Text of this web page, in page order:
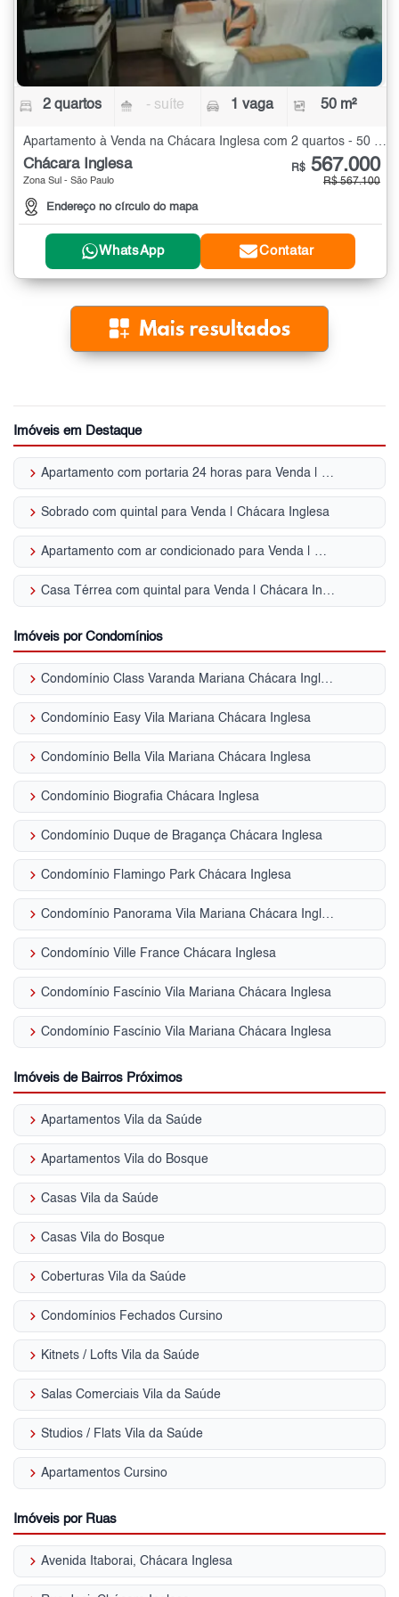
2 quartos - suíte 1 vaga 50 m²
Chácara Inglesa
Zona Sul - São Paulo
Endereço no círculo do mapa
R$ 567.000
R$ 567.100
WhatsApp Contatar
Imóveis em Destaque
keyboard_arrow_right Apartamento com portaria 24 horas para Venda | Chácara Inglesa
keyboard_arrow_right Sobrado com quintal para Venda | Chácara Inglesa
keyboard_arrow_right Apartamento com ar condicionado para Venda | Chácara Inglesa
keyboard_arrow_right Casa Térrea com quintal para Venda | Chácara Inglesa
Imóveis por Condomínios
keyboard_arrow_right Condomínio Class Varanda Mariana Chácara Inglesa
keyboard_arrow_right Condomínio Easy Vila Mariana Chácara Inglesa
keyboard_arrow_right Condomínio Bella Vila Mariana Chácara Inglesa
keyboard_arrow_right Condomínio Biografia Chácara Inglesa
keyboard_arrow_right Condomínio Duque de Bragança Chácara Inglesa
keyboard_arrow_right Condomínio Flamingo Park Chácara Inglesa
keyboard_arrow_right Condomínio Panorama Vila Mariana Chácara Inglesa
keyboard_arrow_right Condomínio Ville France Chácara Inglesa
keyboard_arrow_right Condomínio Fascínio Vila Mariana Chácara Inglesa
keyboard_arrow_right Condomínio Fascínio Vila Mariana Chácara Inglesa
Imóveis de Bairros Próximos
keyboard_arrow_right Apartamentos Vila da Saúde
keyboard_arrow_right Apartamentos Vila do Bosque
keyboard_arrow_right Casas Vila da Saúde
keyboard_arrow_right Casas Vila do Bosque
keyboard_arrow_right Coberturas Vila da Saúde
keyboard_arrow_right Condomínios Fechados Cursino
keyboard_arrow_right Kitnets / Lofts Vila da Saúde
keyboard_arrow_right Salas Comerciais Vila da Saúde
keyboard_arrow_right Studios / Flats Vila da Saúde
keyboard_arrow_right Apartamentos Cursino
Imóveis por Ruas
keyboard_arrow_right Avenida Itaborai, Chácara Inglesa